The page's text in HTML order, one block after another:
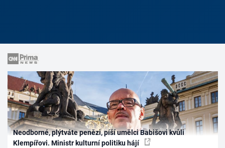
Neodborné, plýtváte penězi, píší umělci Babišovi kvůli
Klempířovi. Ministr kulturní politiku hájí